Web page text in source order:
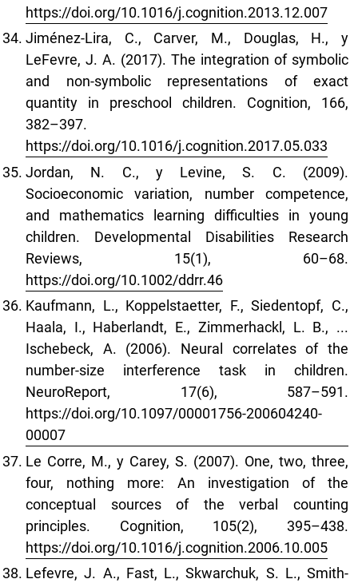
https://doi.org/10.1016/j.cognition.2013.12.007
Jiménez-Lira, C., Carver, M., Douglas, H., y
LeFevre, J. A. (2017). The integration of symbolic
and non-symbolic representations of exact
quantity in preschool children. Cognition, 166,
382–397.
https://doi.org/10.1016/j.cognition.2017.05.033
Jordan, N. C., y Levine, S. C. (2009).
Socioeconomic variation, number competence,
and mathematics learning difficulties in young
children. Developmental Disabilities Research
Reviews, 15(1), 60–68.
https://doi.org/10.1002/ddrr.46
Kaufmann, L., Koppelstaetter, F., Siedentopf, C.,
Haala, I., Haberlandt, E., Zimmerhackl, L. B., ...
Ischebeck, A. (2006). Neural correlates of the
number-size interference task in children.
NeuroReport, 17(6), 587–591.
https://doi.org/10.1097/00001756-200604240-
00007
Le Corre, M., y Carey, S. (2007). One, two, three,
four, nothing more: An investigation of the
conceptual sources of the verbal counting
principles. Cognition, 105(2), 395–438.
https://doi.org/10.1016/j.cognition.2006.10.005
Lefevre, J. A., Fast, L., Skwarchuk, S. L., Smith-